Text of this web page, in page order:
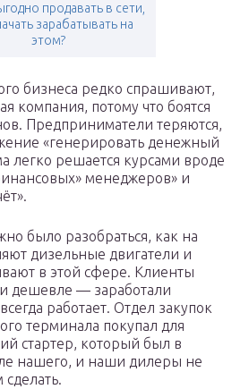
продавать в сети,
зарабатывать на
этом?
бизнеса редко спрашивают,
компания, потому что боятся
Предприниматели теряются,
«генерировать денежный
легко решается курсами вроде
менеджеров» и
было разобраться, как на
дизельные двигатели и
в этой сфере. Клиенты
дешевле — заработали
работает. Отдел закупок
терминала покупал для
стартер, который был в
нашего, и наши дилеры не